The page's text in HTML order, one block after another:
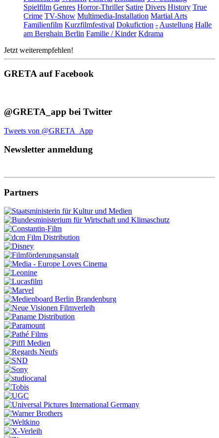
Spielfilm Genres Horror-Thriller Satire Divers History True
Crime TV-Show Multimedia-Installation Martial Arts
Familienfilm Kurzfilmfestival Dokufiction - Austellung Halle
am Berghain Berlin Familie / Kinder Kdrama
Jetzt weiterempfehlen!
GRETA auf Facebook
@GRETA_app bei Twitter
Tweets von @GRETA_App
Newsletter anmeldung
Partners